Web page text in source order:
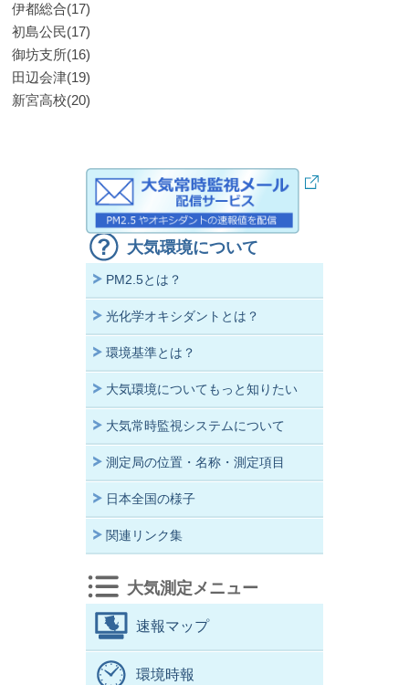
伊都総合(17)
初島公民(17)
御坊支所(16)
田辺会津(19)
新宮高校(20)
大気環境について
PM2.5とは？
光化学オキシダントとは？
環境基準とは？
大気環境についてもっと知りたい
大気常時監視システムについて
測定局の位置・名称・測定項目
日本全国の様子
関連リンク集
大気測定メニュー
速報マップ
環境時報